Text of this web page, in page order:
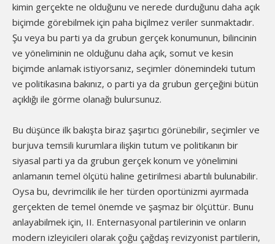
kimin gerçekte ne olduğunu ve nerede durduğunu daha açık
biçimde görebilmek için paha biçilmez veriler sunmaktadır.
Şu veya bu parti ya da grubun gerçek konumunun, bilincinin
ve yöneliminin ne olduğunu daha açık, somut ve kesin
biçimde anlamak istiyorsanız, seçimler dönemindeki tutum
ve politikasına bakınız, o parti ya da grubun gerçeğini bütün
açıklığı ile görme olanağı bulursunuz.
Bu düşünce ilk bakışta biraz şaşırtıcı görünebilir, seçimler ve
burjuva temsili kurumlara ilişkin tutum ve politikanın bir
siyasal parti ya da grubun gerçek konum ve yönelimini
anlamanın temel ölçütü haline getirilmesi abartılı bulunabilir.
Oysa bu, devrimcilik ile her türden oportünizmi ayırmada
gerçekten de temel önemde ve şaşmaz bir ölçüttür. Bunu
anlayabilmek için, II. Enternasyonal partilerinin ve onların
modern izleyicileri olarak çoğu çağdaş revizyonist partilerin,